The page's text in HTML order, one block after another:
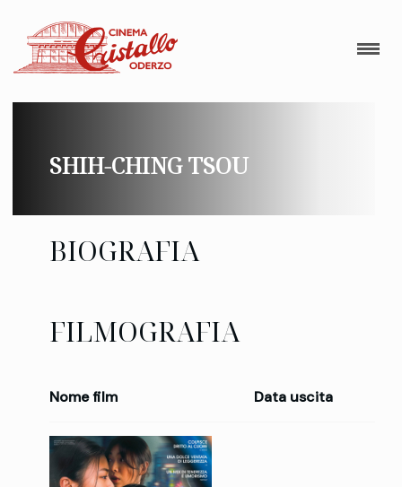
SHIH-CHING TSOU
BIOGRAFIA
FILMOGRAFIA
Nome film Data uscita